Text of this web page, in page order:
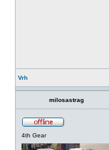
Vrh
milosastrag
4th Gear